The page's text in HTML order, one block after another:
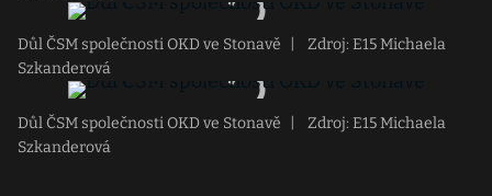
Důl ČSM společnosti OKD ve Stonavě
Zdroj: E15 Michaela
Szkanderová
Důl ČSM společnosti OKD ve Stonavě
Zdroj: E15 Michaela
Szkanderová